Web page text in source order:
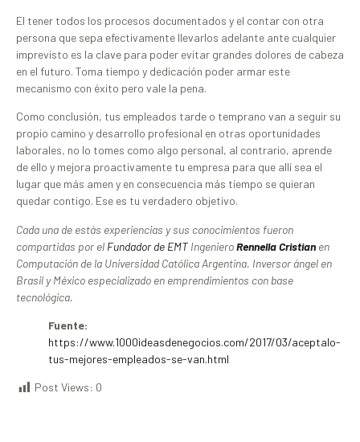
El tener todos los procesos documentados y el contar con otra
persona que sepa efectivamente llevarlos adelante ante cualquier
imprevisto es la clave para poder evitar grandes dolores de cabeza
en el futuro. Toma tiempo y dedicación poder armar este
mecanismo con éxito pero vale la pena.
Como conclusión, tus empleados tarde o temprano van a seguir su
propio camino y desarrollo profesional en otras oportunidades
laborales, no lo tomes como algo personal, al contrario, aprende
de ello y mejora proactivamente tu empresa para que allí sea el
lugar que más amen y en consecuencia más tiempo se quieran
quedar contigo. Ese es tu verdadero objetivo.
Cada una de estás experiencias y sus conocimientos fueron
compartidas por el Fundador de EMT IngenieroRennella Cristian en
Computación de la Universidad Católica Argentina. Inversor ángel en
Brasil y México especializado en emprendimientos con base
tecnológica.
Fuente:
https://www.1000ideasdenegocios.com/2017/03/aceptalo-
tus-mejores-empleados-se-van.html
Post Views: 0